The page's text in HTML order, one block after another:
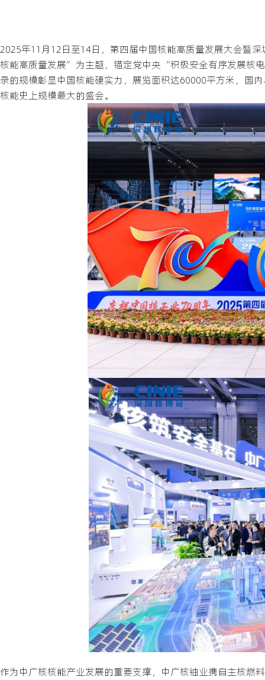
2025年11月12日至14日，第四届中国核能高质量发展大会暨
核能高质量发展”为主题，锚定党中央“积极安全有序发展核
录的规模彰显中国核能硬实力，展览面积达60000平方米，国
核能史上规模最大的盛会。
作为中广核核能产业发展的重要支撑，中广核铀业携自主核燃